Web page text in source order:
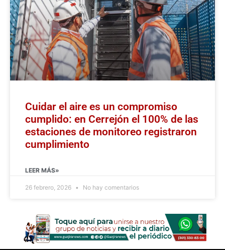
Cuidar el aire es un compromiso
cumplido: en Cerrejón el 100% de las
estaciones de monitoreo registraron
cumplimiento
LEER MÁS»
26 febrero, 2026 No hay comentarios